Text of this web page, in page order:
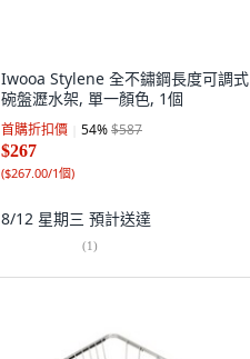
Iwooa Stylene 全不鏽鋼長度可調式
碗盤瀝水架, 單一顏色, 1個
首購折扣價 54%$587
$267
($267.00/1個)
8/12 星期三 預計送達
(1)